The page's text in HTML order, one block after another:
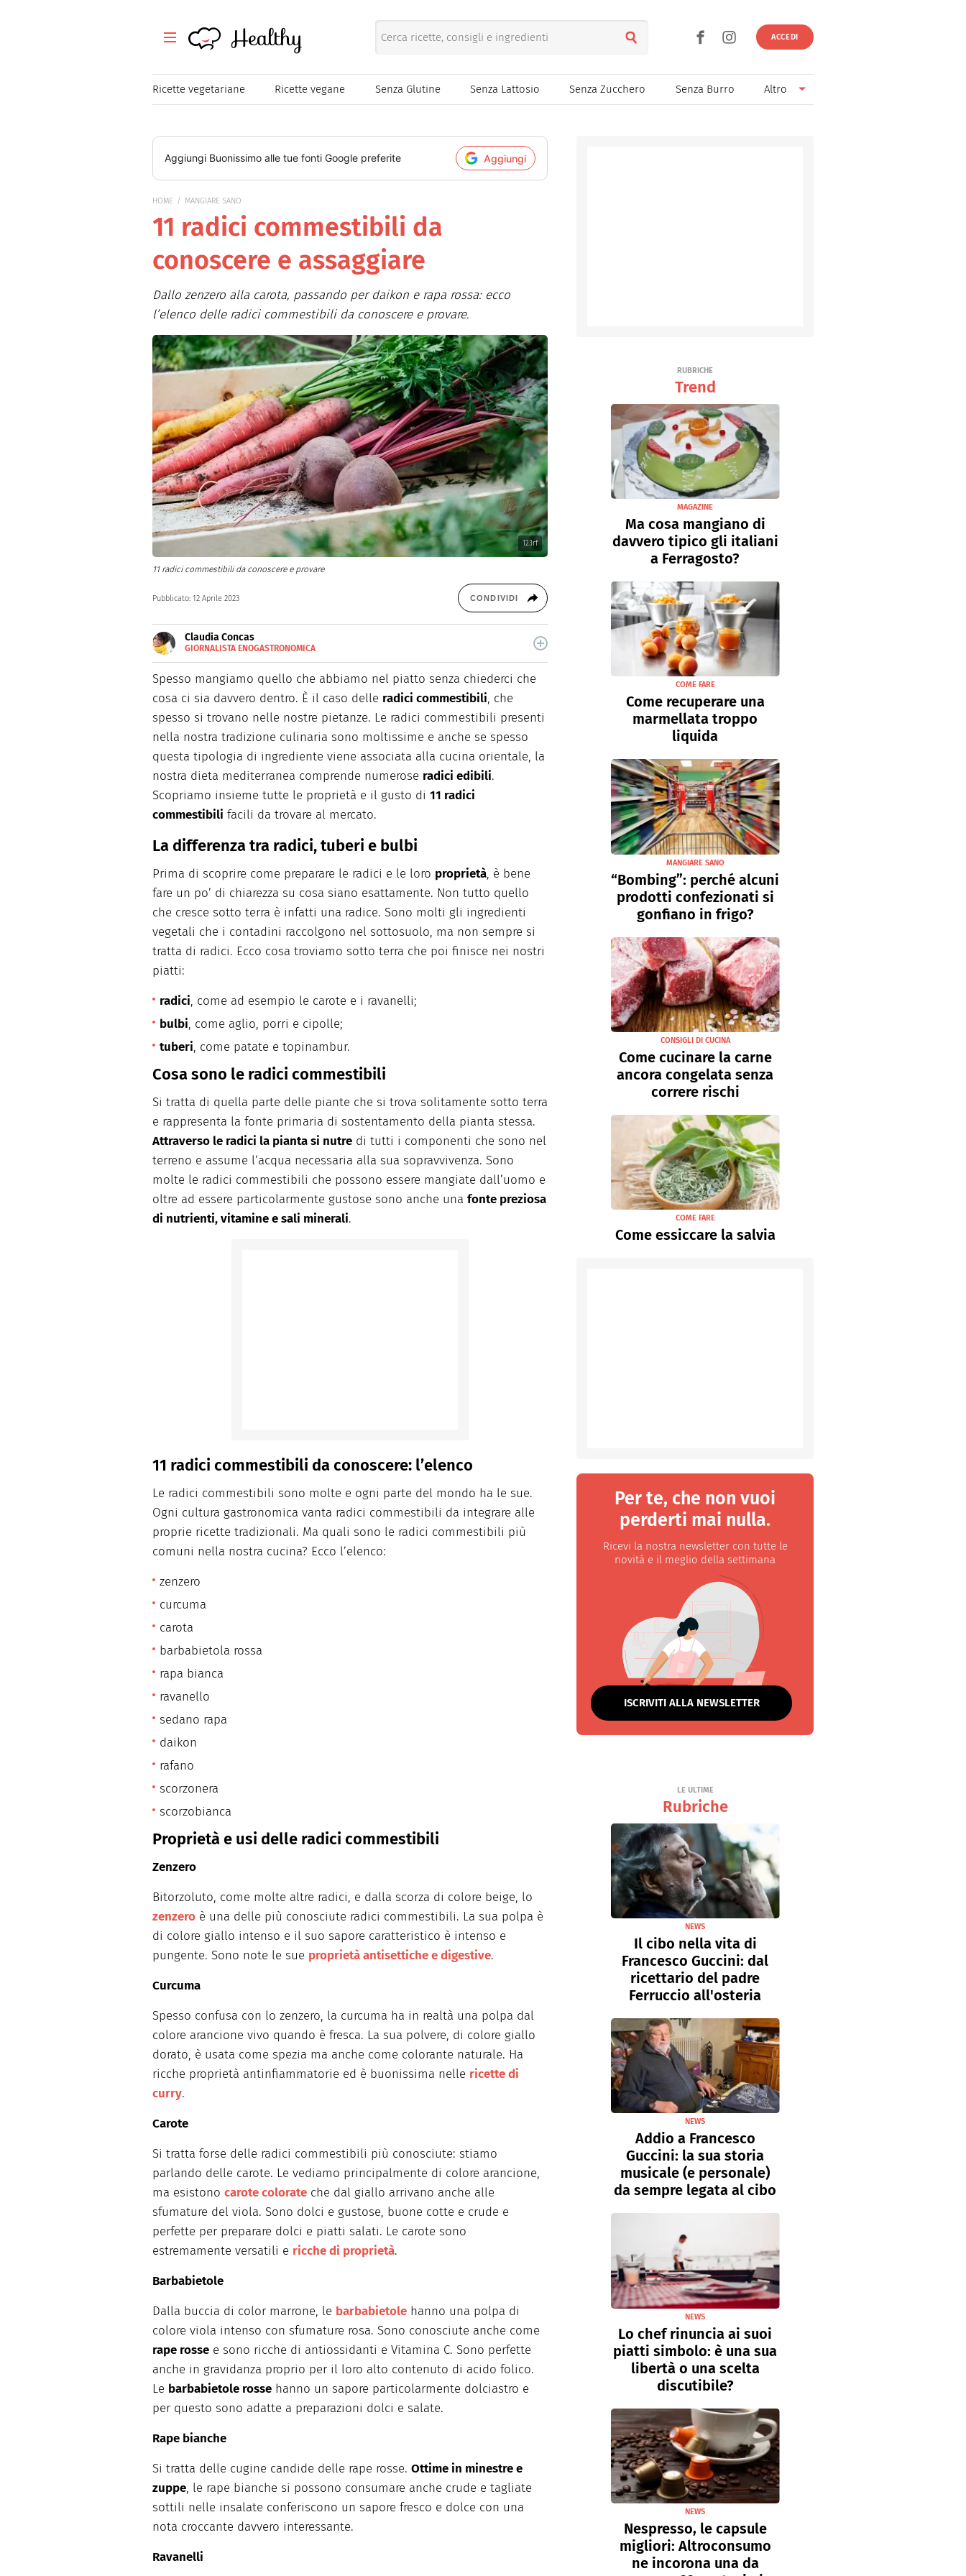
Healthy
Healthy ACCEDI
Ricette vegetariane Ricette vegane Senza Glutine Senza Lattosio Senza Zucchero Senza Burro Altro
Tutte le ricette
Magazine
Mangiare Sano
Healthy
Consigli
Aggiungi Buonissimo alle tue fonti Google preferite Aggiungi
HOME MANGIARE SANO
11 radici commestibili da
conoscere e assaggiare
Dallo zenzero alla carota, passando per daikon e rapa rossa: ecco
l’elenco delle radici commestibili da conoscere e provare.
123rf
11 radici commestibili da conoscere e provare
Pubblicato: 12 Aprile 2023 CONDIVIDI
Claudia Concas
GIORNALISTA ENOGASTRONOMICA
Dopo aver frequentato la scuola di chef, Claudia Concas è una food content
specialist e food writer che produce contenuti per il web e per la carta
stampata. Realizza shooting video e fotografici per brand e magazine
occupandosi della parte autoriale, del food styling e del props styling. Nel
tempo libero ama cucinare, scrivere e curiosare.
Spesso mangiamo quello che abbiamo nel piatto senza chiederci che
cosa ci sia davvero dentro. È il caso delle radici commestibili, che
spesso si trovano nelle nostre pietanze. Le radici commestibili presenti
nella nostra tradizione culinaria sono moltissime e anche se spesso
questa tipologia di ingrediente viene associata alla cucina orientale, la
nostra dieta mediterranea comprende numerose radici edibili.
Scopriamo insieme tutte le proprietà e il gusto di 11 radici
commestibili facili da trovare al mercato.
La differenza tra radici, tuberi e bulbi
Prima di scoprire come preparare le radici e le loro proprietà, è bene
fare un po’ di chiarezza su cosa siano esattamente. Non tutto quello
che cresce sotto terra è infatti una radice. Sono molti gli ingredienti
vegetali che i contadini raccolgono nel sottosuolo, ma non sempre si
tratta di radici. Ecco cosa troviamo sotto terra che poi finisce nei nostri
piatti:
radici, come ad esempio le carote e i ravanelli;
bulbi, come aglio, porri e cipolle;
tuberi, come patate e topinambur.
Cosa sono le radici commestibili
Si tratta di quella parte delle piante che si trova solitamente sotto terra
e rappresenta la fonte primaria di sostentamento della pianta stessa.
Attraverso le radici la pianta si nutre di tutti i componenti che sono nel
terreno e assume l’acqua necessaria alla sua sopravvivenza. Sono
molte le radici commestibili che possono essere mangiate dall’uomo e
oltre ad essere particolarmente gustose sono anche una fonte preziosa
di nutrienti, vitamine e sali minerali.
11 radici commestibili da conoscere: l’elenco
Le radici commestibili sono molte e ogni parte del mondo ha le sue.
Ogni cultura gastronomica vanta radici commestibili da integrare alle
proprie ricette tradizionali. Ma quali sono le radici commestibili più
comuni nella nostra cucina? Ecco l’elenco:
zenzero
curcuma
carota
barbabietola rossa
rapa bianca
ravanello
sedano rapa
daikon
rafano
scorzonera
scorzobianca
Proprietà e usi delle radici commestibili
Zenzero
Bitorzoluto, come molte altre radici, e dalla scorza di colore beige, lo
zenzero è una delle più conosciute radici commestibili. La sua polpa è
di colore giallo intenso e il suo sapore caratteristico è intenso e
pungente. Sono note le sue proprietà antisettiche e digestive.
Curcuma
Spesso confusa con lo zenzero, la curcuma ha in realtà una polpa dal
colore arancione vivo quando è fresca. La sua polvere, di colore giallo
dorato, è usata come spezia ma anche come colorante naturale. Ha
ricche proprietà antinfiammatorie ed è buonissima nelle ricette di
curry.
Carote
Si tratta forse delle radici commestibili più conosciute: stiamo
parlando delle carote. Le vediamo principalmente di colore arancione,
ma esistono carote colorate che dal giallo arrivano anche alle
sfumature del viola. Sono dolci e gustose, buone cotte e crude e
perfette per preparare dolci e piatti salati. Le carote sono
estremamente versatili e ricche di proprietà.
Barbabietole
Dalla buccia di color marrone, le barbabietole hanno una polpa di
colore viola intenso con sfumature rosa. Sono conosciute anche come
rape rosse e sono ricche di antiossidanti e Vitamina C. Sono perfette
anche in gravidanza proprio per il loro alto contenuto di acido folico.
Le barbabietole rosse hanno un sapore particolarmente dolciastro e
per questo sono adatte a preparazioni dolci e salate.
Rape bianche
Si tratta delle cugine candide delle rape rosse. Ottime in minestre e
zuppe, le rape bianche si possono consumare anche crude e tagliate
sottili nelle insalate conferiscono un sapore fresco e dolce con una
nota croccante davvero interessante.
Ravanelli
RUBRICHE
Trend
MAGAZINE
Ma cosa mangiano di
davvero tipico gli italiani
a Ferragosto?
COME FARE
Come recuperare una
marmellata troppo
liquida
MANGIARE SANO
“Bombing”: perché alcuni
prodotti confezionati si
gonfiano in frigo?
CONSIGLI DI CUCINA
Come cucinare la carne
ancora congelata senza
correre rischi
COME FARE
Come essiccare la salvia
Per te, che non vuoi
perderti mai nulla.
Ricevi la nostra newsletter con tutte le
novità e il meglio della settimana
ISCRIVITI ALLA NEWSLETTER
LE ULTIME
Rubriche
NEWS
Il cibo nella vita di
Francesco Guccini: dal
ricettario del padre
Ferruccio all'osteria
NEWS
Addio a Francesco
Guccini: la sua storia
musicale (e personale)
da sempre legata al cibo
NEWS
Lo chef rinuncia ai suoi
piatti simbolo: è una sua
libertà o una scelta
discutibile?
NEWS
Nespresso, le capsule
migliori: Altroconsumo
ne incorona una da